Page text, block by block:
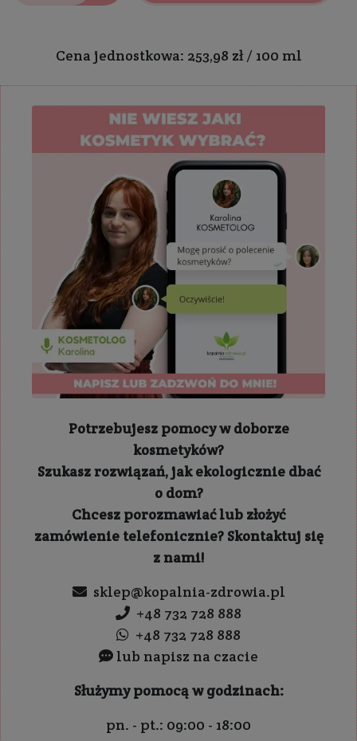
Cena jednostkowa: 253,98 zł / 100 ml
Potrzebujesz pomocy w doborze
kosmetyków?
Szukasz rozwiązań, jak ekologicznie dbać
o dom?
Chcesz porozmawiać lub złożyć
zamówienie telefonicznie? Skontaktuj się
z nami!
sklep@kopalnia-zdrowia.pl
+48 732 728 888
+48 732 728 888
lub napisz na czacie
Służymy pomocą w godzinach:
pn. - pt.: 09:00 - 18:00